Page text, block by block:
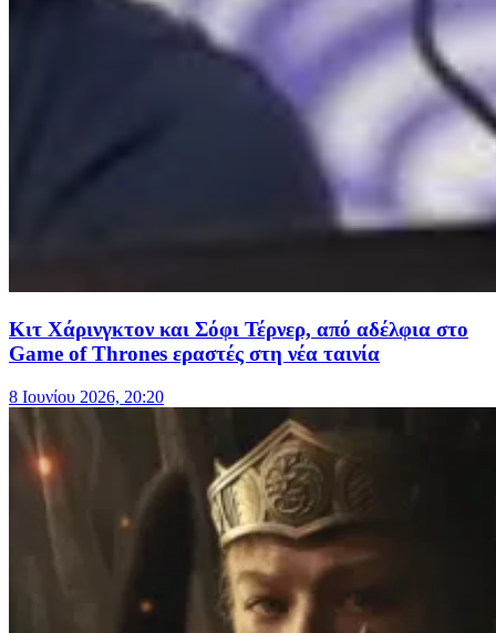
Κιτ Χάρινγκτον και Σόφι Τέρνερ, από αδέλφια στο
Game of Thrones εραστές στη νέα ταινία
8 Ιουνίου 2026, 20:20